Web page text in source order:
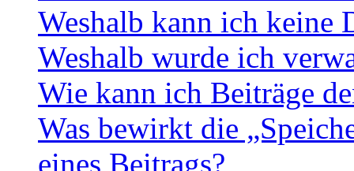
Weshalb kann ich keine
Weshalb wurde ich
Wie kann ich Beiträge
Was bewirkt die
eines Beitrags?